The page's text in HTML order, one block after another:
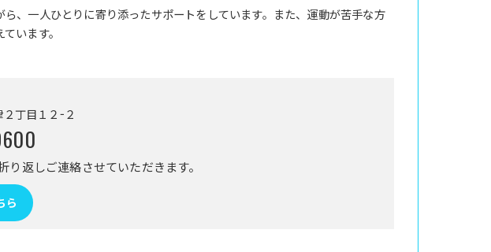
、一人ひとりに寄り添ったサポートをしています。また、運動が苦手な方
います。
丁目１２−２
返しご連絡させていただきます。
ら